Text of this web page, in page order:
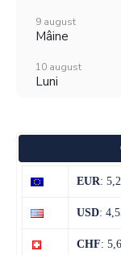
9 august
Mâine
10 august
Luni
Joi
14 august
EUR:
USD:
CHF: